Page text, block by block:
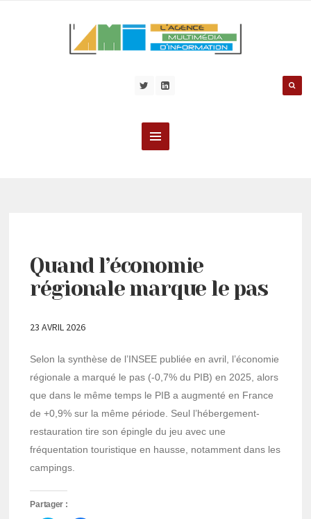
Quand l’économie
régionale marque le pas
23 AVRIL 2026
Selon la synthèse de l’INSEE publiée en avril, l’économie
régionale a marqué le pas (-0,7% du PIB) en 2025, alors
que dans le même temps le PIB a augmenté en France
de +0,9% sur la même période. Seul l’hébergement-
restauration tire son épingle du jeu avec une
fréquentation touristique en hausse, notamment dans les
campings.
Partager :